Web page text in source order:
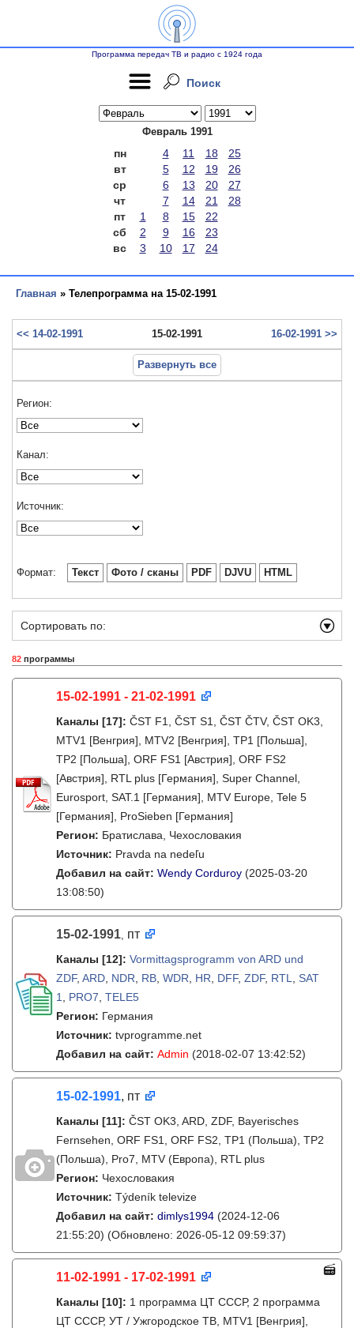
Программа передач ТВ и радио с 1924 года
Поиск
Февраль 1991
пн 4 11 18
25
вт
5 12 19
26
ср
6 13 20
27
чт
7 14 21
28
пт
1 8 15
22
сб
2 9 16
23
вс
3 10 17 24
Главная » Телепрограмма на 15-02-1991
<< 14-02-1991 15-02-1991 16-02-1991 >>
Развернуть все
Регион:
Канал:
Источник:
Формат: Текст Фото / сканы PDF DJVU HTML
Сортировать по:
82 программы
15-02-1991 - 21-02-1991
Каналы [17]: ČST F1, ČST S1, ČST ČTV, ČST OK3,
MTV1 [Венгрия], MTV2 [Венгрия], TP1 [Польша],
TP2 [Польша], ORF FS1 [Австрия], ORF FS2
[Австрия], RTL plus [Германия], Super Channel,
Eurosport, SAT.1 [Германия], MTV Europe, Tele 5
[Германия], ProSieben [Германия]
Регион: Братислава, Чехословакия
Источник: Pravda na nedeľu
Добавил на сайт: Wendy Corduroy (2025-03-20
13:08:50)
15-02-1991, пт
Каналы [12]: Vormittagsprogramm von ARD und
ZDF, ARD NDR RB WDR HR DFF, ZDF, RTL
SAT
1
PRO7 TELE5
Регион: Германия
Источник: tvprogramme.net
Добавил на сайт: Admin (2018-02-07 13:42:52)
15-02-1991, пт
Каналы [11]: ČST OK3, ARD, ZDF, Bayerisches
Fernsehen, ORF FS1, ORF FS2, TP1 (Польша), TP2
(Польша), Pro7, MTV (Европа), RTL plus
Регион: Чехословакия
Источник: Týdeník televize
Добавил на сайт: dimlys1994 (2024-12-06
21:55:20) (Обновлено: 2026-05-12 09:59:37)
11-02-1991 - 17-02-1991
Каналы [10]: 1 программа ЦТ СССР, 2 программа
ЦТ СССР, УТ / Ужгородское ТВ, MTV1 [Венгрия],